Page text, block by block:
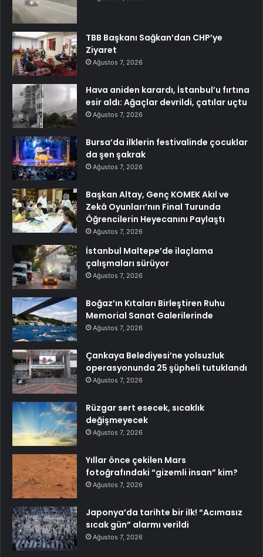
TBB Başkanı Sağkan’dan CHP’ye
Ziyaret
Ağustos 7, 2026
Hava aniden karardı, İstanbul’u fırtına
esir aldı: Ağaçlar devrildi, çatılar uçtu
Ağustos 7, 2026
Bursa’da ilklerin festivalinde çocuklar
da şen şakrak
Ağustos 7, 2026
Başkan Altay, Genç KOMEK Akıl ve
Zekâ Oyunları’nın Final Turunda
Öğrencilerin Heyecanını Paylaştı
Ağustos 7, 2026
İstanbul Maltepe’de ilaçlama
çalışmaları sürüyor
Ağustos 7, 2026
Boğaz’ın Kıtaları Birleştiren Ruhu
Memorial Sanat Galerilerinde
Ağustos 7, 2026
Çankaya Belediyesi’ne yolsuzluk
operasyonunda 25 şüpheli tutuklandı
Ağustos 7, 2026
Rüzgar sert esecek, sıcaklık
değişmeyecek
Ağustos 7, 2026
Yıllar önce çekilen Mars
fotoğrafındaki “gizemli insan” kim?
Ağustos 7, 2026
Japonya’da tarihte bir ilk! “Acımasız
sıcak gün” alarmı verildi
Ağustos 7, 2026